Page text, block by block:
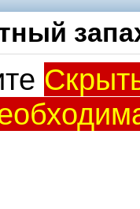
Модераторы